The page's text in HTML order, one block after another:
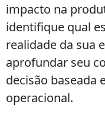
impacto na
identifique qual
realidade da sua
aprofundar seu
decisão baseada
operacional.